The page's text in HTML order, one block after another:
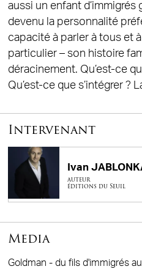
aussi un enfant
devenu la personnalité
capacité à parler à tous et
particulier – son histoire
déracinement. Qu’est-ce
Qu’est-ce que s’intégrer ?
Intervenant
Ivan
auteur
éditions du Seuil
Media
Goldman - du fils d'immigrés